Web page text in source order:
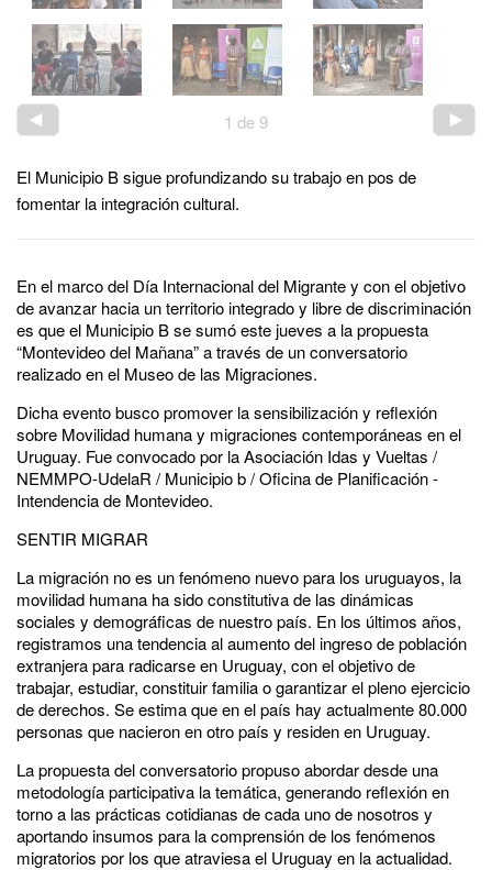
1 de 9
El Municipio B sigue profundizando su trabajo en pos de
fomentar la integración cultural.
En el marco del Día Internacional del Migrante y con el objetivo
de avanzar hacia un territorio integrado y libre de discriminación
es que el Municipio B se sumó este jueves a la propuesta
“Montevideo del Mañana” a través de un conversatorio
realizado en el Museo de las Migraciones.
Dicha evento busco promover la sensibilización y reflexión
sobre Movilidad humana y migraciones contemporáneas en el
Uruguay. Fue convocado por la Asociación Idas y Vueltas /
NEMMPO-UdelaR / Municipio b / Oficina de Planificación -
Intendencia de Montevideo.
SENTIR MIGRAR
La migración no es un fenómeno nuevo para los uruguayos, la
movilidad humana ha sido constitutiva de las dinámicas
sociales y demográficas de nuestro país. En los últimos años,
registramos una tendencia al aumento del ingreso de población
extranjera para radicarse en Uruguay, con el objetivo de
trabajar, estudiar, constituir familia o garantizar el pleno ejercicio
de derechos. Se estima que en el país hay actualmente 80.000
personas que nacieron en otro país y residen en Uruguay.
La propuesta del conversatorio propuso abordar desde una
metodología participativa la temática, generando reflexión en
torno a las prácticas cotidianas de cada uno de nosotros y
aportando insumos para la comprensión de los fenómenos
migratorios por los que atraviesa el Uruguay en la actualidad.